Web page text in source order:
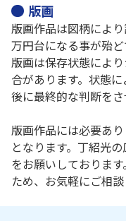
版画
版画作品は図柄によ
万円台になる事が殆ど
版画は保存状態によ
合があります。状態
後に最終的な判断をさ
版画作品には必要あ
となります。丁紹光
をお願いしておりま
ため、お気軽にご相談